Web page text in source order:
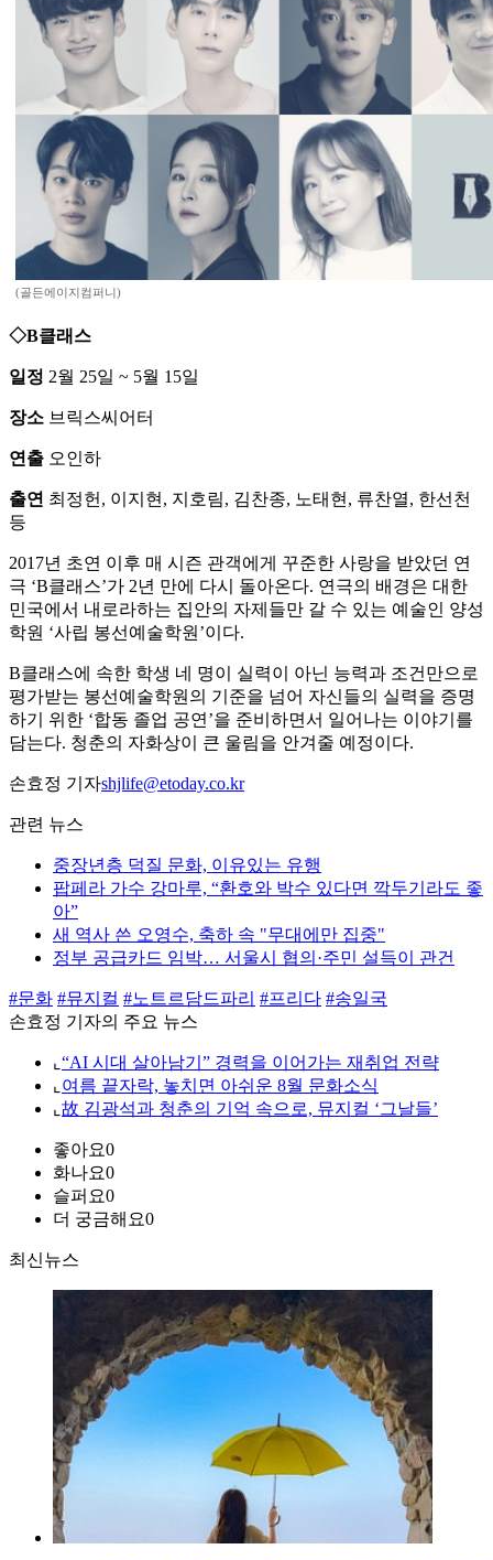
(골든에이지컴퍼니)
◇B클래스
일정 2월 25일 ~ 5월 15일
장소 브릭스씨어터
연출 오인하
출연 최정헌, 이지현, 지호림, 김찬종, 노태현, 류찬열, 한선천
등
2017년 초연 이후 매 시즌 관객에게 꾸준한 사랑을 받았던 연
극 ‘B클래스’가 2년 만에 다시 돌아온다. 연극의 배경은 대한
민국에서 내로라하는 집안의 자제들만 갈 수 있는 예술인 양성
학원 ‘사립 봉선예술학원’이다.
B클래스에 속한 학생 네 명이 실력이 아닌 능력과 조건만으로
평가받는 봉선예술학원의 기준을 넘어 자신들의 실력을 증명
하기 위한 ‘합동 졸업 공연’을 준비하면서 일어나는 이야기를
담는다. 청춘의 자화상이 큰 울림을 안겨줄 예정이다.
손효정 기자shjlife@etoday.co.kr
관련 뉴스
중장년층 덕질 문화, 이유있는 유행
팝페라 가수 강마루, “환호와 박수 있다면 깍두기라도 좋
아”
새 역사 쓴 오영수, 축하 속 "무대에만 집중"
정부 공급카드 임박… 서울시 협의·주민 설득이 관건
#문화 #뮤지컬 #노트르담드파리 #프리다 #송일국
손효정 기자의 주요 뉴스
⌞ “AI 시대 살아남기” 경력을 이어가는 재취업 전략
⌞ 여름 끝자락, 놓치면 아쉬운 8월 문화소식
⌞ 故 김광석과 청춘의 기억 속으로, 뮤지컬 ‘그날들’
좋아요0
화나요0
슬퍼요0
더 궁금해요0
최신뉴스